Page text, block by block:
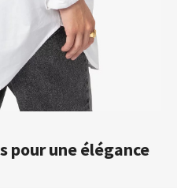
pour une élégance